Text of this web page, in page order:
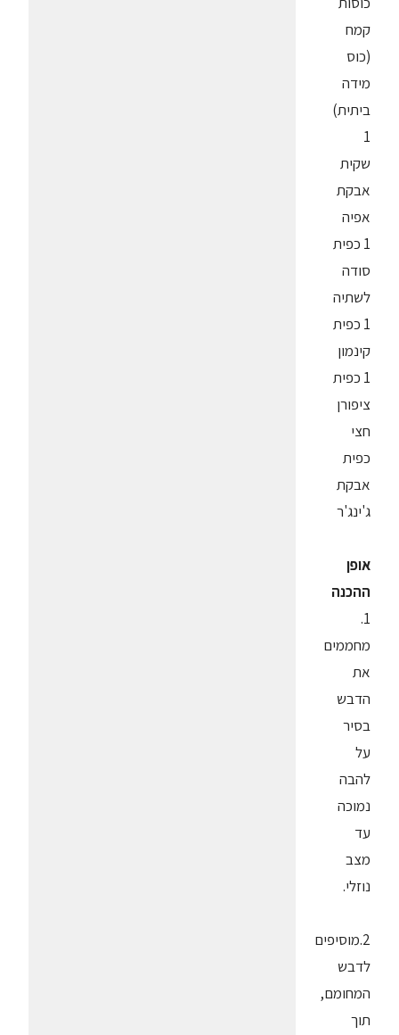
קמח
(כוס
מידה
ביתית)
1
שקית
אבקת
אפיה
1 כפית
סודה
לשתיה
1 כפית
קינמון
1 כפית
ציפורן
חצי
כפית
אבקת
ג'ינג'ר
אופן
ההכנה
1.
מחממים
את
הדבש
בסיר
על
להבה
נמוכה
עד
מצב
נוזלי.
2.מוסיפים
לדבש
המחומם,
תוך